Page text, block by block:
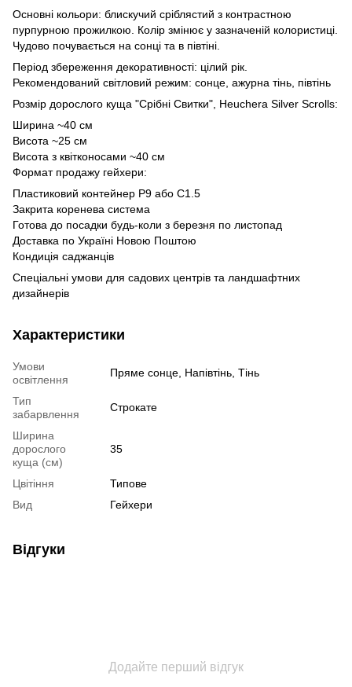
Основні кольори: блискучий сріблястий з контрастною
пурпурною прожилкою. Колір змінює у зазначеній колористиці.
Чудово почувається на сонці та в півтіні.
Період збереження декоративності: цілий рік.
Рекомендований світловий режим: сонце, ажурна тінь, півтінь
Розмір дорослого куща "Срібні Свитки", Heuchera Silver Scrolls:
Ширина ~40 см
Висота ~25 см
Висота з квітконосами ~40 см
Формат продажу гейхери:
Пластиковий контейнер P9 або C1.5
Закрита коренева система
Готова до посадки будь-коли з березня по листопад
Доставка по Україні Новою Поштою
Кондиція саджанців
Спеціальні умови для садових центрів та ландшафтних
дизайнерів
Характеристики
Умови
освітлення
Пряме сонце, Напівтінь, Тінь
Тип
забарвлення
Строкате
Ширина
дорослого
куща (см)
35
Цвітіння
Типове
Вид
Гейхери
Відгуки
Додайте перший відгук